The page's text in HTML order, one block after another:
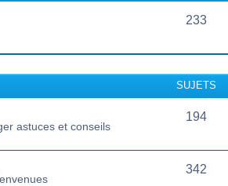
233
SUJETS
astuces et conseils
194
342